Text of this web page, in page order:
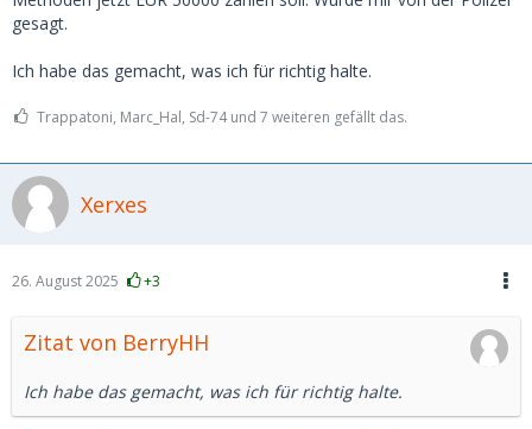
gesagt.
Ich habe das gemacht, was ich für richtig halte.
Trappatoni, Marc_Hal, Sd-74 und 7 weiteren gefällt das.
Xerxes
26. August 2025 +3
Zitat von BerryHH
Ich habe das gemacht, was ich für richtig halte.